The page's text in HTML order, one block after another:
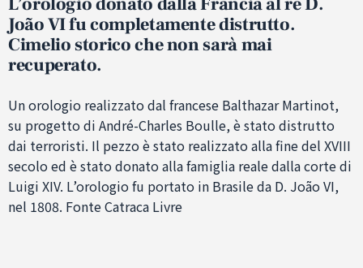
João VI fu completamente distrutto.
Cimelio storico che non sarà mai
recuperato.
Un orologio realizzato dal francese Balthazar Martinot,
su progetto di André-Charles Boulle, è stato distrutto
dai terroristi. Il pezzo è stato realizzato alla fine del XVIII
secolo ed è stato donato alla famiglia reale dalla corte di
Luigi XIV. L’orologio fu portato in Brasile da D. João VI,
nel 1808. Fonte Catraca Livre